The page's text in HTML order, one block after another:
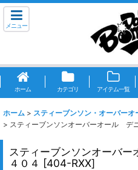
メニュー
ホーム カテゴリ アイテム一覧
ホーム > スティーブンソン・オーバーオ
> スティーブンソンオーバーオール デ
スティーブンソンオーバ
４０４ [404-RXX]